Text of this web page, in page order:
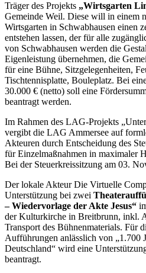
Träger des Projekts „Wirtsgarten
Gemeinde Weil. Diese will in einem
Wirtsgarten in Schwabhausen einen
entstehen lassen, der für alle
von Schwabhausen werden die
Eigenleistung übernehmen, die
für eine Bühne, Sitzgelegenheiten,
Tischtennisplatte, Bouleplatz. Bei
30.000 € (netto) soll eine
beantragt werden.
Im Rahmen des LAG-Projekts
vergibt die LAG Ammersee auf
Akteuren durch Entscheidung des
für Einzelmaßnahmen in maximaler
Bei der Steuerkreissitzung am 03.
Der lokale Akteur Die Virtuelle
Unterstützung bei zwei
– Wiedervorlage der Akte Jesus“
der Kulturkirche in Breitbrunn, inkl.
Transport des Bühnenmaterials. Für
Aufführungen anlässlich von „1.700
Deutschland“ wird eine
beantragt.